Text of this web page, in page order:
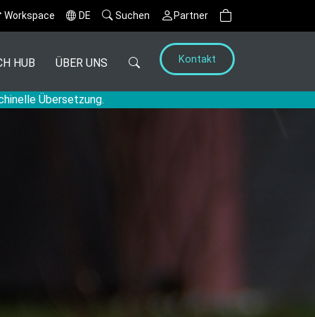
Workspace DE Suchen Partner
Übersetzung.
HUB ÜBER UNS Kontakt